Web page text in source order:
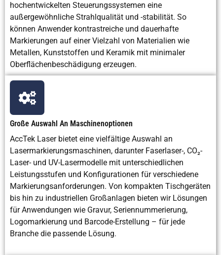
Abfallaufkommen
Minimale
Staubentwicklung
Verbrauchsmaterialien
Nachreinigung erforderlich
Betriebskosten Niedrig langfristig
Anschaffungskosten der
Ausrüstung
Höher
hochentwickelten Steuerungssystemen eine
außergewöhnliche Strahlqualität und -stabilität. So
können Anwender kontrastreiche und dauerhafte
Markierungen auf einer Vielzahl von Materialien wie
Metallen, Kunststoffen und Keramik mit minimaler
Oberflächenbeschädigung erzeugen.
Große Auswahl An Maschinenoptionen
AccTek Laser bietet eine vielfältige Auswahl an
Lasermarkierungsmaschinen, darunter Faserlaser-, CO₂-
Laser- und UV-Lasermodelle mit unterschiedlichen
Leistungsstufen und Konfigurationen für verschiedene
Markierungsanforderungen. Von kompakten Tischgeräten
bis hin zu industriellen Großanlagen bieten wir Lösungen
für Anwendungen wie Gravur, Seriennummerierung,
Logomarkierung und Barcode-Erstellung – für jede
Branche die passende Lösung.